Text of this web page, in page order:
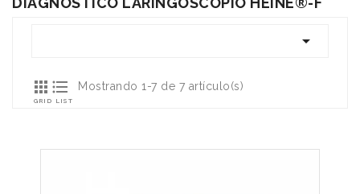


GRID

LIST
Mostrando 1-7 de 7 artículo(s)